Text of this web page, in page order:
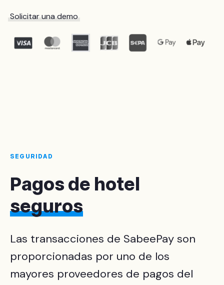
Solicitar una demo
SEGURIDAD
Pagos de hotel
seguros
Las transacciones de SabeePay son
proporcionadas por uno de los
mayores proveedores de pagos del